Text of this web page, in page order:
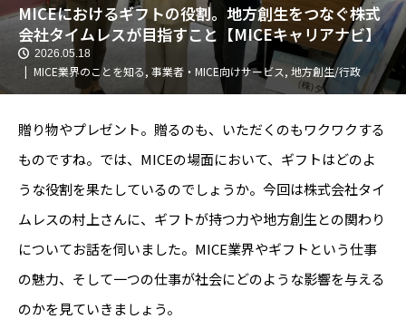
MICEにおけるギフトの役割。地方創生をつなぐ株式
会社タイムレスが目指すこと【MICEキャリアナビ】
2026.05.18
MICE業界のことを知る, 事業者・MICE向けサービス, 地方創生/行政
贈り物やプレゼント。贈るのも、いただくのもワクワクする
ものですね。では、MICEの場面において、ギフトはどのよ
うな役割を果たしているのでしょうか。今回は株式会社タイ
ムレスの村上さんに、ギフトが持つ力や地方創生との関わり
についてお話を伺いました。MICE業界やギフトという仕事
の魅力、そして一つの仕事が社会にどのような影響を与える
のかを見ていきましょう。